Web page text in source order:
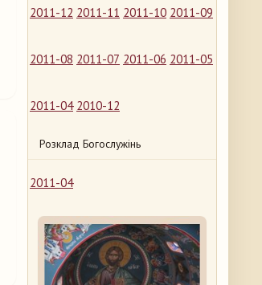
2011-12 2011-11 2011-10 2011-09
2011-08 2011-07 2011-06 2011-05
2011-04 2010-12
Розклад Богослужінь
2011-04